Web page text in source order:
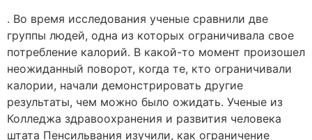
. Во время исследования ученые сравнили две
группы людей, одна из которых ограничивала свое
потребление калорий. В какой-то момент произошел
неожиданный поворот, когда те, кто ограничивали
калории, начали демонстрировать другие
результаты, чем можно было ожидать. Ученые из
Колледжа здравоохранения и развития человека
штата Пенсильвания изучили, как ограничение